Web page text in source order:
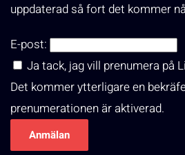
uppdaterad så fort det kommer
E-post:
Ja tack, jag vill prenumera på
Det kommer ytterligare en
prenumerationen är aktiverad.